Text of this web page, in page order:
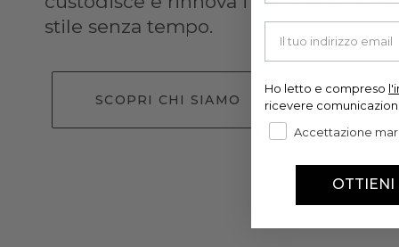
stile senza tempo.
SCOPRI CHI SIAMO
Your email
Ho letto e compreso
ricevere
Accettazione
OTTIENI